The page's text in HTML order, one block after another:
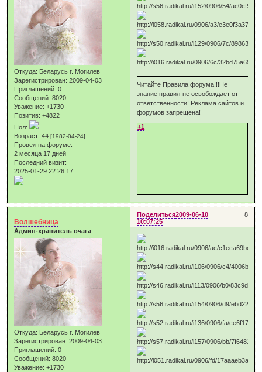
Откуда: Беларусь г. Могилев
Зарегистрирован: 2009-04-03
Приглашений: 0
Сообщений: 8020
Уважение: +1730
Позитив: +4822
Пол:
Возраст: 44[1982-04-24]
Провел на форуме:
2 месяца 17 дней
Последний визит:
2025-01-29 22:26:17
Читайте Правила форума!!!Не
знание правил-не освобождает от
ответственности! Реклама сайтов и
форумов запрещена!
+1
Поделиться 8
2009-06-10
10:07:25
Волшебница
Админ-хранитель очага
Откуда: Беларусь г. Могилев
Зарегистрирован: 2009-04-03
Приглашений: 0
Сообщений: 8020
Уважение: +1730